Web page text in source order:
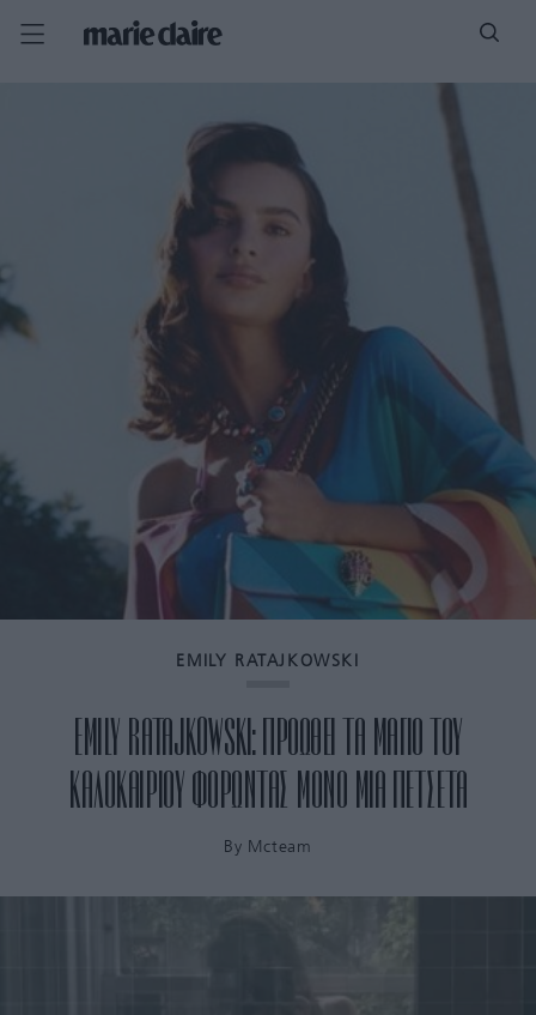
EMILY RATAJKOWSKI
EMILY RATAJKOWSKI: ΠΡΟΩΘΕΙ ΤΑ ΜΑΓΙΟ ΤΟΥ
ΚΑΛΟΚΑΙΡΙΟΥ ΦΟΡΩΝΤΑΣ ΜΟΝΟ ΜΙΑ ΠΕΤΣΕΤΑ
By Mcteam